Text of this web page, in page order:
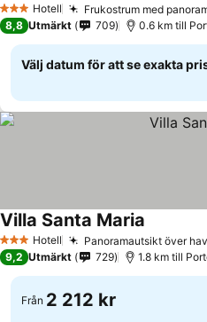
3 StjärnorHotell Frukostrum med
8,8 Utmärkt 709 0.6 km till
Välj datum för att se exakta
3 StjärnorHotell Panoramautsikt över
Villa Santa Maria
9,2 Utmärkt 729 1.8 km till
Från 2 212 kr